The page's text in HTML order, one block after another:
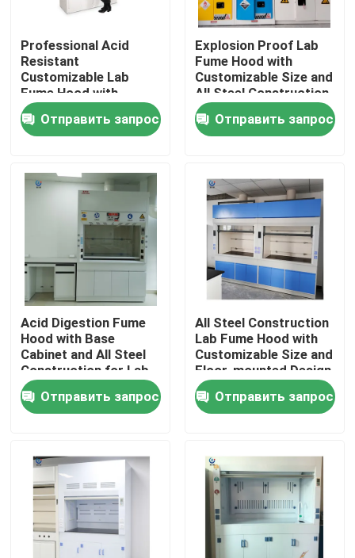
Главная страница
О Компании
Наша фабрика
контроль качества
контактные данные
Лабораторные рабочие скамейки
Клобук перегара лаборатории
Professional Acid
Resistant
Customizable Lab
Fume Hood with
Seven-inch LCD Touch
ScreenОтправить запрос
Explosion Proof Lab
Fume Hood with
Customizable Size and
All Steel Construction
for Safe Chemical
Handling
Отправить запрос
Acid Digestion Fume
Hood with Base
Cabinet and All Steel
Construction for Lab
Safety
Отправить запрос
All Steel Construction
Lab Fume Hood with
Customizable Size and
Floor-mounted Design
for Chemical Labs
Отправить запрос